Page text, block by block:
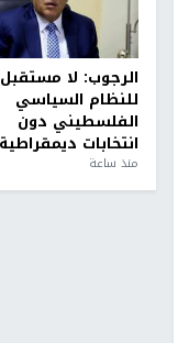
الرجوب: لا مستقبل
للنظام السياسي
الفلسطيني دون
انتخابات ديمقراطية
منذ ساعة